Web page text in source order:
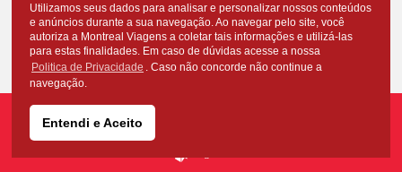
Copyright - Todos os direitos reservados - Montreal Viagens - 2026
Utilizamos seus dados para analisar e personalizar nossos conteúdos
e anúncios durante a sua navegação. Ao navegar pelo site, você
autoriza a Montreal Viagens a coletar tais informações e utilizá-las
para estas finalidades. Em caso de dúvidas acesse a nossa
Politica de Privacidade . Caso não concorde não continue a
navegação.
Entendi e Aceito